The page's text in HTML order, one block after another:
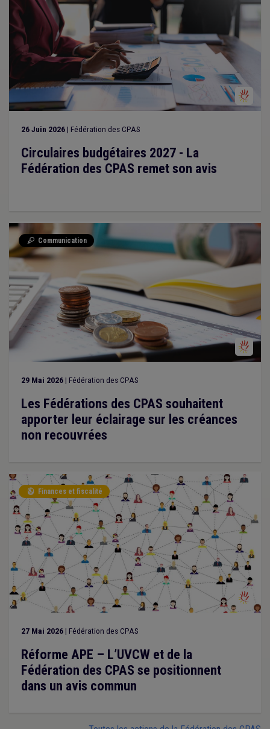
26 Juin 2026 | Fédération des CPAS
Circulaires budgétaires 2027 - La
Fédération des CPAS remet son avis
 Communication
29 Mai 2026 | Fédération des CPAS
Les Fédérations des CPAS souhaitent
apporter leur éclairage sur les créances
non recouvrées
 Finances et fiscalité
27 Mai 2026 | Fédération des CPAS
Réforme APE – L’UVCW et de la
Fédération des CPAS se positionnent
dans un avis commun